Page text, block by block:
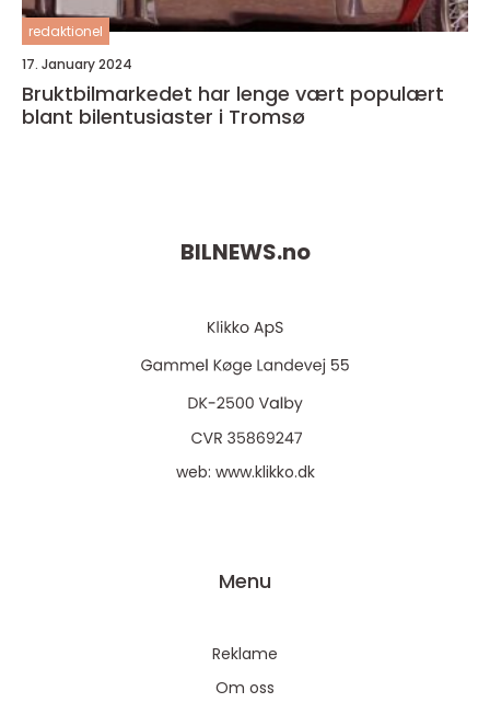
redaktionel
17. January 2024
Bruktbilmarkedet har lenge vært populært
blant bilentusiaster i Tromsø
BILNEWS.no
web: www.klikko.dk
Menu
Reklame
Om oss